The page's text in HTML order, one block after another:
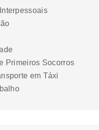
Primeiros Socorros
em Táxi